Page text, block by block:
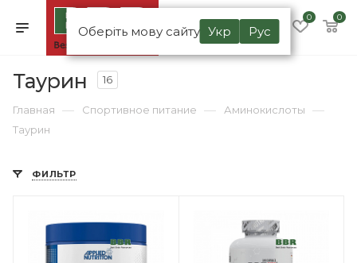
Оберіть мову сайту Укр Рус
0 0
Таурин 16
Главная — Спортивное питание — Аминокислоты —
Таурин
ФИЛЬТР